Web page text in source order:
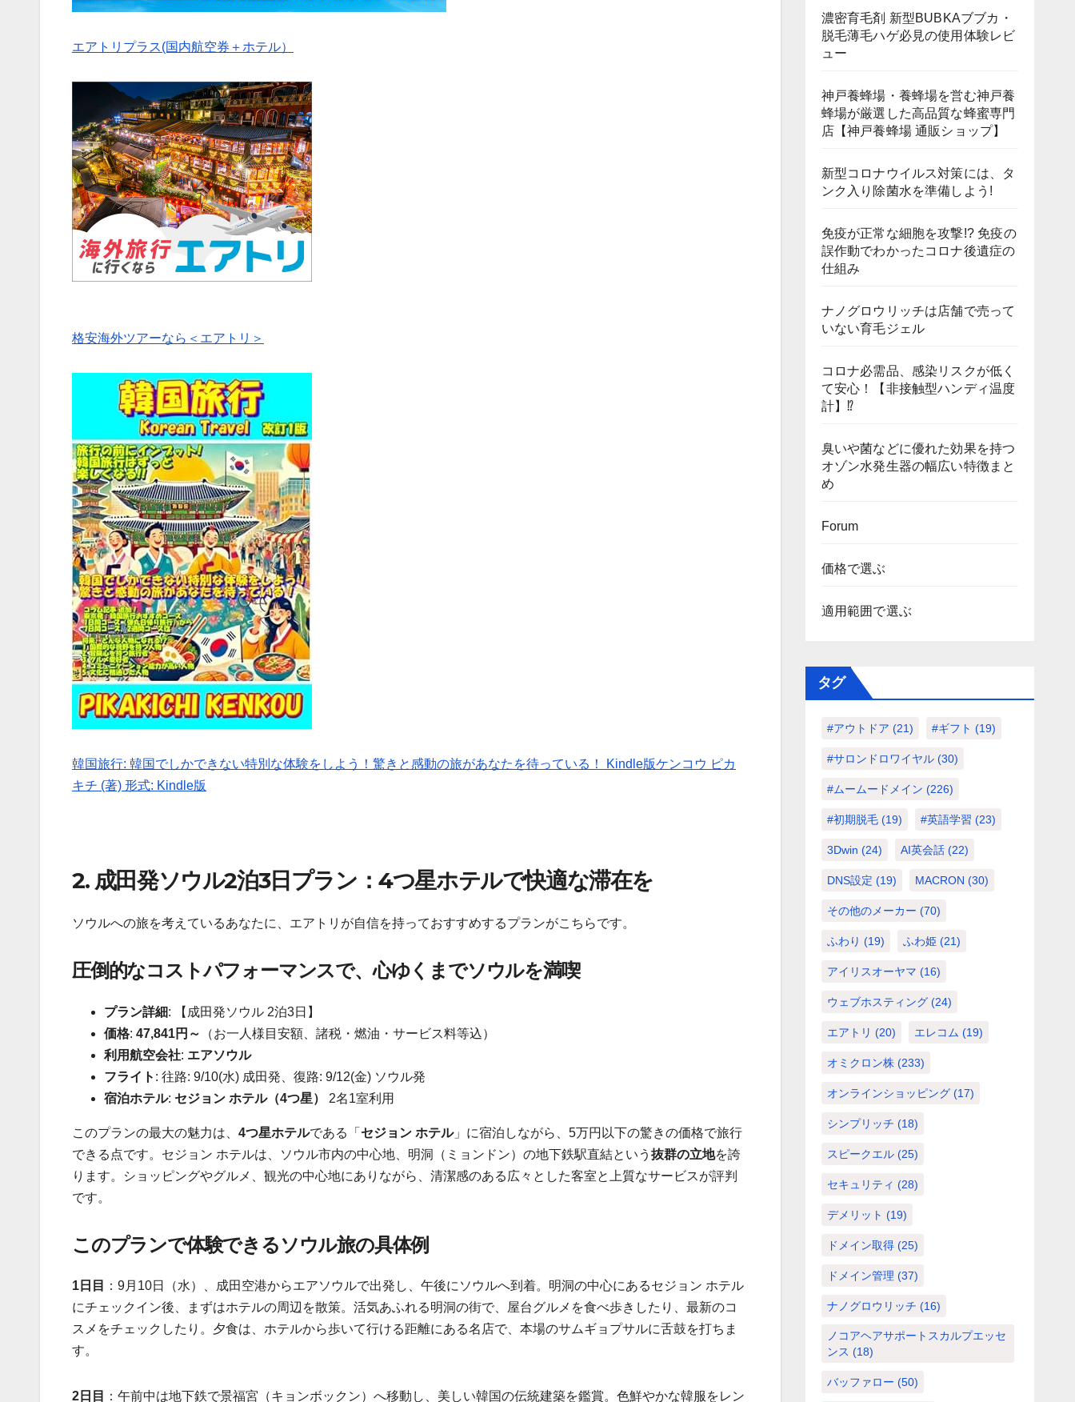
エアトリプラス(国内航空券＋ホテル）
格安海外ツアーなら＜エアトリ＞
韓国旅行: 韓国でしかできない特別な体験をしよう！驚きと感動の旅があなたを待っている！ Kindle版ケンコウ ピカ
キチ (著) 形式: Kindle版
2. 成田発ソウル2泊3日プラン：4つ星ホテルで快適な滞在を
ソウルへの旅を考えているあなたに、エアトリが自信を持っておすすめするプランがこちらです。
圧倒的なコストパフォーマンスで、心ゆくまでソウルを満喫
プラン詳細: 【成田発ソウル 2泊3日】
価格: 47,841円～
（お一人様目安額、諸税・燃油・サービス料等込）
利用航空会社: エアソウル
フライト : 往路: 9/10(水) 成田発、復路: 9/12(金) ソウル発
宿泊ホテル: セジョン ホテル（4つ星） 2名1室利用
このプランの最大の魅力は、 4つ星ホテルである「 セジョン ホテル」に宿泊しながら、5万円以下の驚きの価格で旅行
できる点です。セジョン ホテルは、ソウル市内の中心地、明洞（ミョンドン）の地下鉄駅直結という 抜群の立地を誇
ります。ショッピングやグルメ、観光の中心地にありながら、清潔感のある広々とした客室と上質なサービスが評判
です。
このプランで体験できるソウル旅の具体例
1日目
：9月10日（水）、成田空港からエアソウルで出発し、午後にソウルへ到着。明洞の中心にあるセジョン ホテル
にチェックイン後、まずはホテルの周辺を散策。活気あふれる明洞の街で、屋台グルメを食べ歩きしたり、最新のコ
スメをチェックしたり。夕食は、ホテルから歩いて行ける距離にある名店で、本場のサムギョプサルに舌鼓を打ちま
す。
2日目 ：午前中は地下鉄で景福宮（キョンボックン）へ移動し、美しい韓国の伝統建築を鑑賞。色鮮やかな韓服をレン
濃密育毛剤 新型BUBKAブブカ・
脱毛薄毛ハゲ必見の使用体験レビ
ュー
神戸養蜂場・養蜂場を営む神戸養
蜂場が厳選した高品質な蜂蜜専門
店【神戸養蜂場 通販ショップ】
新型コロナウイルス対策には、タ
ンク入り除菌水を準備しよう!
免疫が正常な細胞を攻撃!? 免疫の
誤作動でわかったコロナ後遺症の
仕組み
ナノグロウリッチは店舗で売って
いない育毛ジェル
コロナ必需品、感染リスクが低く
て安心！【非接触型ハンディ温度
計】⁉
臭いや菌などに優れた効果を持つ
オゾン水発生器の幅広い特徴まと
め
Forum
価格で選ぶ
適用範囲で選ぶ
タグ
#アウトドア (21) #ギフト (19)
#サロンドロワイヤル(30)
#ムームードメイン (226)
#初期脱毛(19) #英語学習 (23)
3Dwin (24) AI英会話(22)
DNS設定 (19) MACRON (30)
その他のメーカー (70)
ふわり (19) ふわ姫(21)
アイリスオーヤマ (16)
ウェブホスティング(24)
エアトリ (20) エレコム (19)
オミクロン株(233)
オンラインショッピング(17)
シンプリッチ (18)
スピークエル(25)
セキュリティ (28)
デメリット (19)
ドメイン取得(25)
ドメイン管理 (37)
ナノグロウリッチ (16)
ノコアヘアサポートスカルプエッセ
ンス (18)
バッファロー (50)